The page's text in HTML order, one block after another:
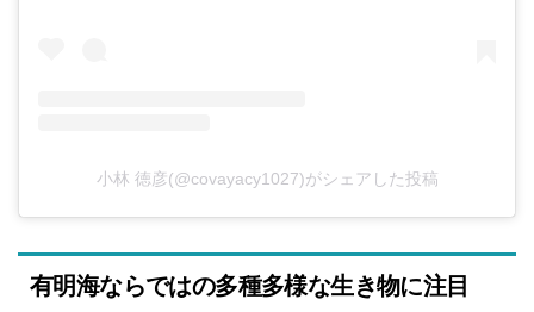
小林 徳彦(@covayacy1027)がシェアした投稿
有明海ならではの多種多様な生き物に注目